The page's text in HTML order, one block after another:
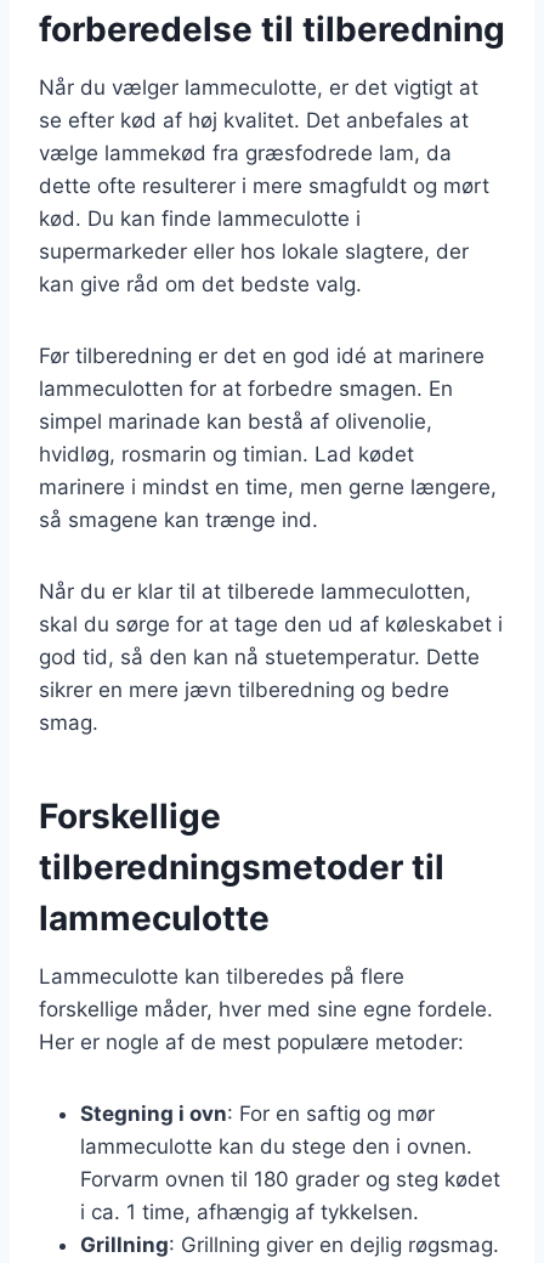
forberedelse til tilberedning
Når du vælger lammeculotte, er det vigtigt at
se efter kød af høj kvalitet. Det anbefales at
vælge lammekød fra græsfodrede lam, da
dette ofte resulterer i mere smagfuldt og mørt
kød. Du kan finde lammeculotte i
supermarkeder eller hos lokale slagtere, der
kan give råd om det bedste valg.
Før tilberedning er det en god idé at marinere
lammeculotten for at forbedre smagen. En
simpel marinade kan bestå af olivenolie,
hvidløg, rosmarin og timian. Lad kødet
marinere i mindst en time, men gerne længere,
så smagene kan trænge ind.
Når du er klar til at tilberede lammeculotten,
skal du sørge for at tage den ud af køleskabet i
god tid, så den kan nå stuetemperatur. Dette
sikrer en mere jævn tilberedning og bedre
smag.
Forskellige
tilberedningsmetoder til
lammeculotte
Lammeculotte kan tilberedes på flere
forskellige måder, hver med sine egne fordele.
Her er nogle af de mest populære metoder:
Stegning i ovn: For en saftig og mør
lammeculotte kan du stege den i ovnen.
Forvarm ovnen til 180 grader og steg kødet
i ca. 1 time, afhængig af tykkelsen.
Grillning: Grillning giver en dejlig røgsmag.